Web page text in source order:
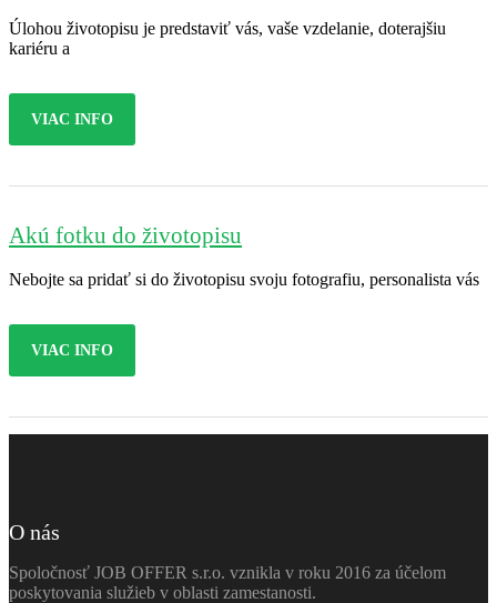
Úlohou životopisu je predstaviť vás, vaše vzdelanie, doterajšiu
kariéru a
VIAC INFO
Akú fotku do životopisu
Nebojte sa pridať si do životopisu svoju fotografiu, personalista vás
VIAC INFO
O nás
Spoločnosť JOB OFFER s.r.o. vznikla v roku 2016 za účelom
poskytovania služieb v oblasti zamestanosti.